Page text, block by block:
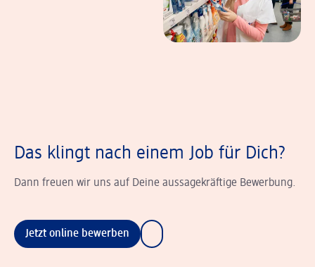
Das klingt nach einem Job für Dich?
Dann freuen wir uns auf Deine aussagekräftige Bewerbung.
Jetzt online bewerben